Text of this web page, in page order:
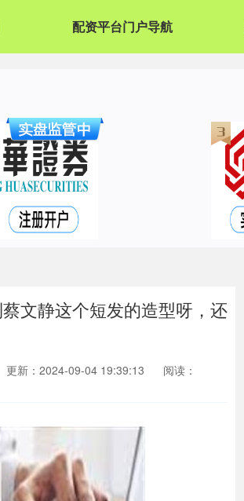
配资平台门户导航
文静这个短发的造型呀，还
更新：2024-09-04 19:39:13
阅读：